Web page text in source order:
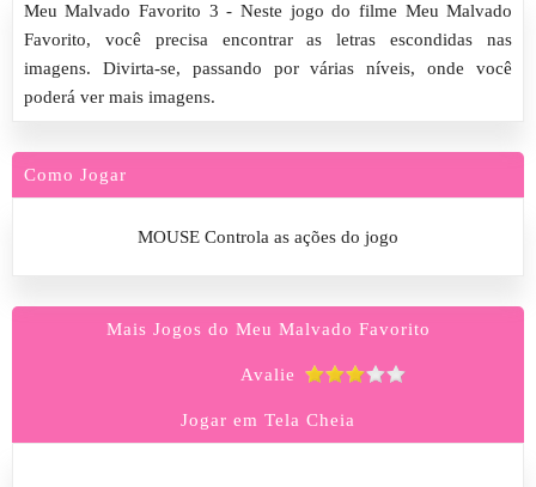
Meu Malvado Favorito 3 - Neste jogo do filme Meu Malvado
Favorito, você precisa encontrar as letras escondidas nas
imagens. Divirta-se, passando por várias níveis, onde você
poderá ver mais imagens.
Como Jogar
MOUSE Controla as ações do jogo
Mais Jogos do Meu Malvado Favorito
Avalie
Jogar em Tela Cheia